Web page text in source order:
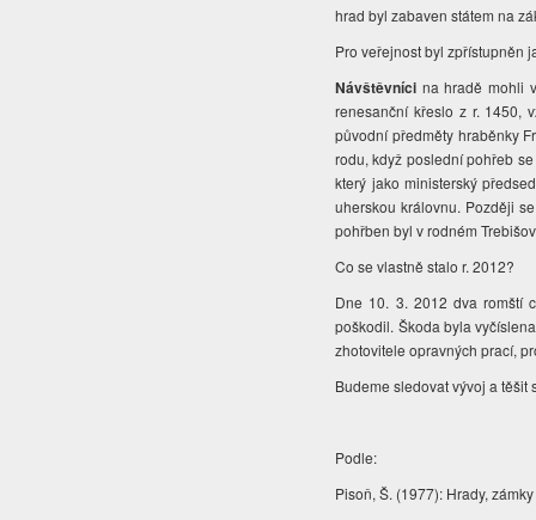
hrad byl zabaven státem na
Pro veřejnost byl zpřístupněn
Návštěvníci na hradě mohli
renesanční křeslo z r. 1450,
původní předměty hraběnky
rodu, když poslední pohřeb
který jako ministerský
uherskou královnu. Později
pohřben byl v rodném
Co se vlastně stalo r. 2012?
Dne 10. 3. 2012 dva romští
poškodil. Škoda byla
zhotovitele opravných prací,
Budeme sledovat vývoj a
Podle:
Pisoň, Š. (1977): Hrady,